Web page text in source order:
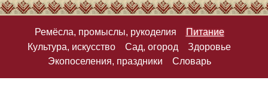
Ремёсла, промыслы, рукоделия
Питание
Культура, искусство
Сад, огород
Здоровье
Экопоселения, праздники
Словарь